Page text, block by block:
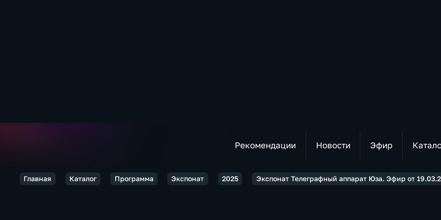
Рекомендации Новости Эфир
Главная Каталог Программа Экспонат 2025 Экспонат Телеграфный аппарат Юза. Эфир от